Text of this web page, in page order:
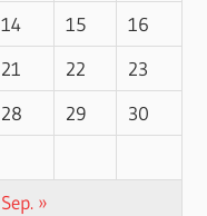
14 15
16
21 22
23
28 29
30
Sep. »